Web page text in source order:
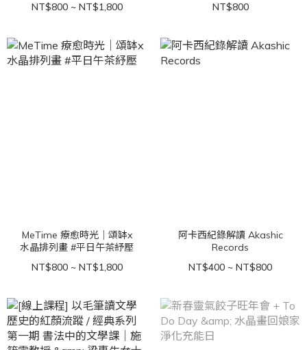
NT$800 ~ NT$1,800
NT$800
MeTime 療愈時光｜頌缽x
水晶排列畫 #平日午茶紓壓
NT$800 ~ NT$1,800
阿卡西紀錄解讀 Akashic
Records
NT$400 ~ NT$800